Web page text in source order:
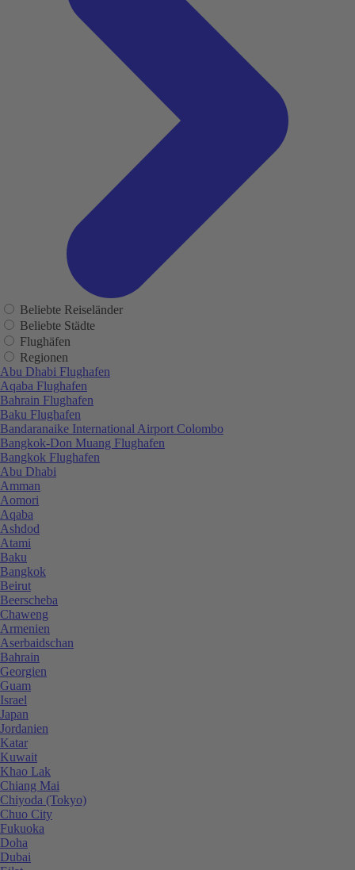
Beliebte Reiseländer
Beliebte Städte
Flughäfen
Regionen
Abu Dhabi Flughafen
Aqaba Flughafen
Bahrain Flughafen
Baku Flughafen
Bandaranaike International Airport Colombo
Bangkok-Don Muang Flughafen
Bangkok Flughafen
Abu Dhabi
Amman
Aomori
Aqaba
Ashdod
Atami
Baku
Bangkok
Beirut
Beerscheba
Chaweng
Armenien
Aserbaidschan
Bahrain
Georgien
Guam
Israel
Japan
Jordanien
Katar
Kuwait
Khao Lak
Chiang Mai
Chiyoda (Tokyo)
Chuo City
Fukuoka
Doha
Dubai